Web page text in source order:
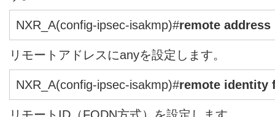
NXR_A(config-ipsec-isakmp)#remote address
リモートアドレスにanyを設定します。
NXR_A(config-ipsec-isakmp)#remote identity